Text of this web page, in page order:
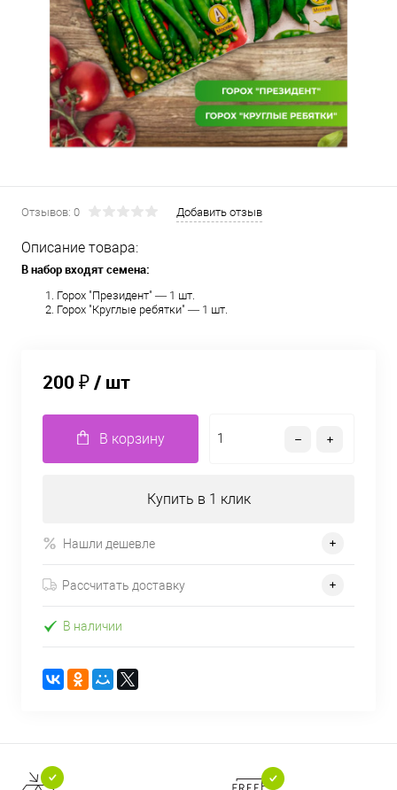
Отзывов: 0 Добавить отзыв
Описание товара:
В набор входят семена:
Горох "Президент" — 1 шт.
Горох "Круглые ребятки" — 1 шт.
200 ₽/ шт
В корзину
Купить в 1 клик
Нашли дешевле
Рассчитать доставку
В наличии